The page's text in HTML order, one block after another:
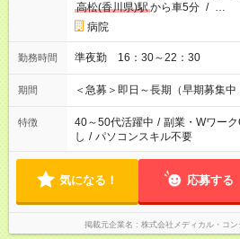
高松(香川県)駅から車5分 / …
病院
勤務時間 準夜勤 16：30～22：30
期間 ＜急募＞即日～長期（早期募集中
特徴 40～50代活躍中 / 副業・Wワー
し / パソコンスキル不要
気になる！ 応募する
掲載元企業名 株式会社メディカル・コ